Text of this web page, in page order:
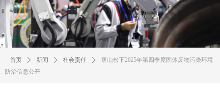
首页 ꄲ 新闻 ꄲ 社会责任 ꄲ
唐山松下2025年第四季度固体废物污染环境
防治信息公开